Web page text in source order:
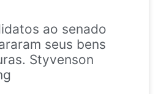
ao senado
seus bens
Styvenson